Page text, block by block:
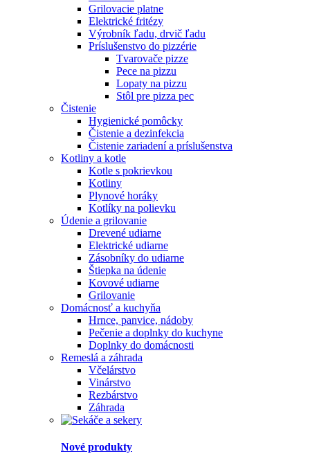
Grilovacie platne
Elektrické fritézy
Výrobník ľadu, drvič ľadu
Príslušenstvo do pizzérie
Tvarovače pizze
Pece na pizzu
Lopaty na pizzu
Stôl pre pizza pec
Čistenie
Hygienické pomôcky
Čistenie a dezinfekcia
Čistenie zariadení a príslušenstva
Kotliny a kotle
Kotle s pokrievkou
Kotliny
Plynové horáky
Kotlíky na polievku
Údenie a grilovanie
Drevené udiarne
Elektrické udiarne
Zásobníky do udiarne
Štiepka na údenie
Kovové udiarne
Grilovanie
Domácnosť a kuchyňa
Hrnce, panvice, nádoby
Pečenie a doplnky do kuchyne
Doplnky do domácnosti
Remeslá a záhrada
Včelárstvo
Vinárstvo
Rezbárstvo
Záhrada
Nové produkty